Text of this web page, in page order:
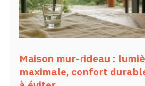
Maison mur-rideau :
maximale, confort